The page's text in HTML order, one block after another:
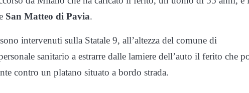
San Matteo di Pavia.
intervenuti sulla Statale 9, all’altezza del comune di
sanitario a estrarre dalle lamiere dell’auto il ferito che
contro un platano situato a bordo strada.